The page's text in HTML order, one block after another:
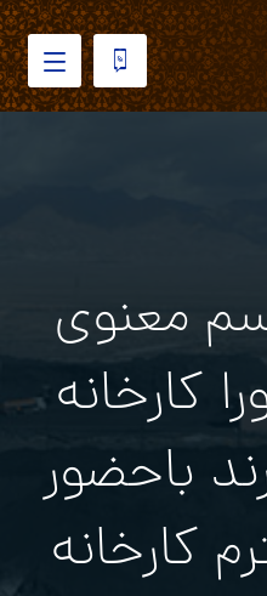
معنوی
کارخانه
باحضور
کارخانه